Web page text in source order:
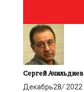
Сергей Ачильдиев
Декабрь28/ 2022